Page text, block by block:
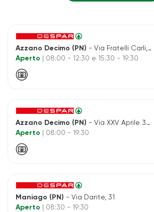
Azzano Decimo (PN) - Via Fratelli Carli, 2
Aperto
| 08:00 - 12:30 e 15.30 - 19:30
Azzano Decimo (PN) - Via XXV Aprile 35/azzano
Aperto
| 08:00 - 19:30
Maniago (PN) - Via Dante, 31
Aperto
| 08:30 - 19:30